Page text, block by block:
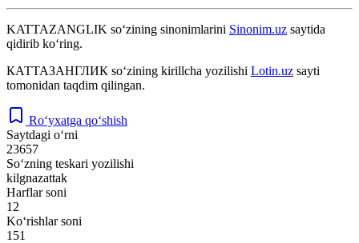
KATTAZANGLIK so‘zining sinonimlarini Sinonim.uz saytida
qidirib ko‘ring.
КАТТАЗАНГЛИК so‘zining kirillcha yozilishi Lotin.uz sayti
tomonidan taqdim qilingan.
Ro‘yxatga qo‘shish
Saytdagi o‘rni
23657
So‘zning teskari yozilishi
kilgnazattak
Harflar soni
12
Ko‘rishlar soni
151